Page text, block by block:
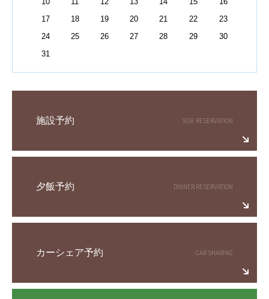
17
18 19 20 21 22
23
24
25 26 27 28 29
30
31
施設予約
夕飯予約
カーシェア予約